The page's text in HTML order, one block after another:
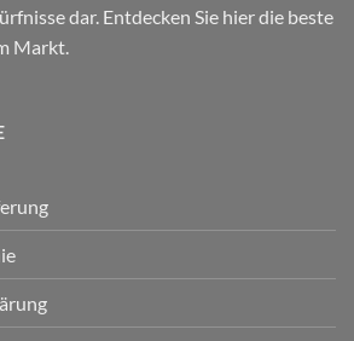
dar. Entdecken Sie hier die beste
Markt.